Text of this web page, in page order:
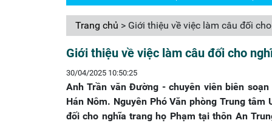
Trang chủ > Giới thiệu về việc làm câu đối
Giới thiệu về việc làm câu đối cho
30/04/2025 10:50:25
Anh Trần văn Đường - chuyên viên biên
Hán Nôm. Nguyên Phó Văn phòng Trung tâm
đối cho nghĩa trang họ Phạm tại thôn An